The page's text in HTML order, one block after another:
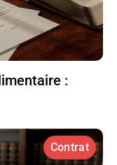
:
Contrat